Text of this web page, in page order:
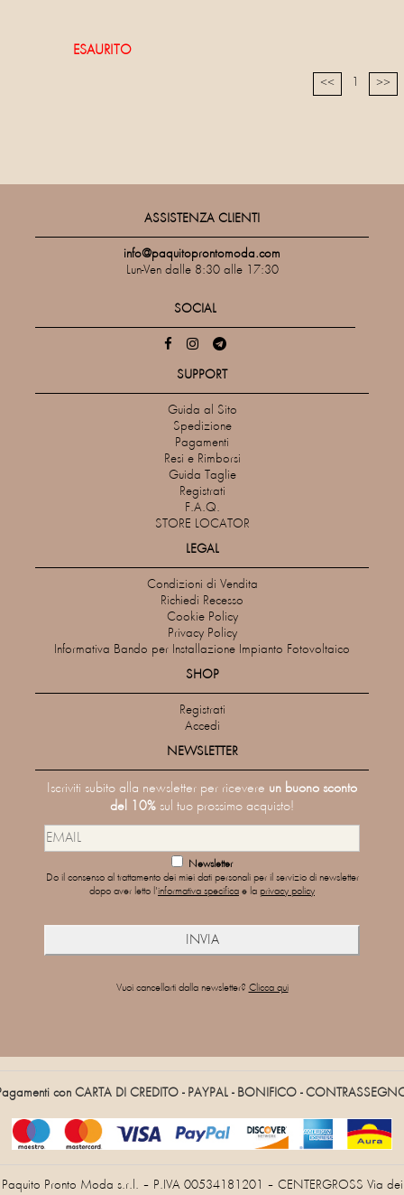
ESAURITO
<< >>
ASSISTENZA CLIENTI
info@paquitoprontomoda.com
Lun-Ven dalle 8:30 alle 17:30
SOCIAL
SUPPORT
Guida al Sito
Spedizione
Pagamenti
Resi e Rimborsi
Guida Taglie
Registrati
F.A.Q.
STORE LOCATOR
LEGAL
Condizioni di Vendita
Richiedi Recesso
Cookie Policy
Privacy Policy
Informativa Bando per Installazione Impianto Fotovoltaico
SHOP
Registrati
Accedi
NEWSLETTER
Iscriviti subito alla newsletter per ricevere un buono sconto
del 10% sul tuo prossimo acquisto!
Newsletter
Do il consenso al trattamento dei miei dati personali per il servizio di newsletter
dopo aver letto l'informativa specifica e la privacy policy
Vuoi cancellarti dalla newsletter? Clicca qui
con CARTA DI CREDITO - PAYPAL - BONIFICO -
Paquito Pronto Moda s.r.l. – P.IVA 00534181201 – CENTERGROSS Via dei